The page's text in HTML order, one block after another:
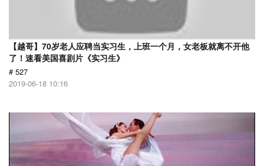
【越哥】70岁老人应聘当实习生，上班一个月，女老板就离不开他
了！速看美国喜剧片《实习生》
# 527
2019-06-18 10:16